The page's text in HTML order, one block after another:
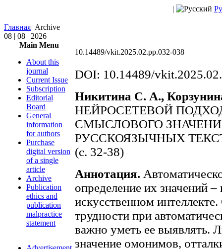
|
Главная Archive
08 | 08 | 2026
Main Menu
About this
journal
Current Issue
Subscription
Editorial
Board
General
information
for authors
Purchase
digital version
of a single
article
Archive
Publication
ethics and
publication
malpractice
statement
10.14489/vkit.2025.02.pp.032-038
DOI: 10.14489/
Никитина С. А.,
НЕЙРОСЕТЕВОЙ
СМЫСЛОВОГО
РУССКОЯЗЫЧНЫХ
(c. 32-38)
Аннотация.
определение их значений –
искусственном
трудности при
важно уметь ее выявлять.
значение омонимов,